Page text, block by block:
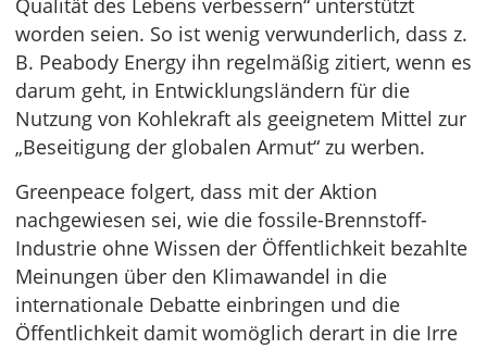
Qualität des Lebens verbessern“ unterstützt
worden seien. So ist wenig verwunderlich, dass z.
B. Peabody Energy ihn regelmäßig zitiert, wenn es
darum geht, in Entwicklungsländern für die
Nutzung von Kohlekraft als geeignetem Mittel zur
„Beseitigung der globalen Armut“ zu werben.
Greenpeace folgert, dass mit der Aktion
nachgewiesen sei, wie die fossile-Brennstoff-
Industrie ohne Wissen der Öffentlichkeit bezahlte
Meinungen über den Klimawandel in die
internationale Debatte einbringen und die
Öffentlichkeit damit womöglich derart in die Irre